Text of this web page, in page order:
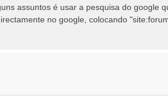
assuntos é usar a pesquisa do google
no google, colocando